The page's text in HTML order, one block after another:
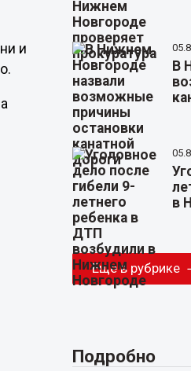
и
В
в
Еще в рубрике
Подробно